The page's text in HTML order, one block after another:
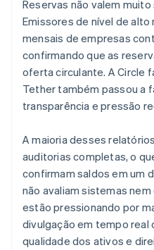
Reservas não valem
Emissores de nível de
mensais de empresas
confirmando que as
oferta circulante. A Circle
Tether também passou a
transparência e pressão
A maioria desses
auditorias completas, o
confirmam saldos em um
não avaliam sistemas
estão pressionando por
divulgação em tempo real
qualidade dos ativos e